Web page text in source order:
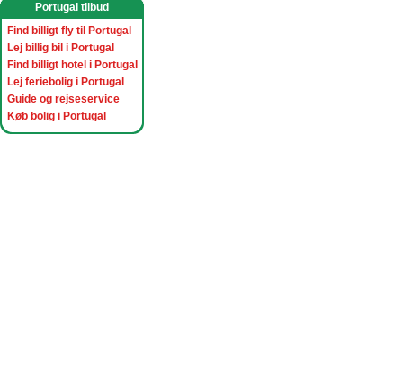
Portugal tilbud
Find billigt fly til Portugal
Lej billig bil i Portugal
Find billigt hotel i Portugal
Lej feriebolig i Portugal
Guide og rejseservice
Køb bolig i Portugal